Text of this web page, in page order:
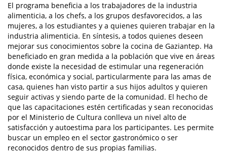
El programa beneficia a los trabajadores de la industria
alimenticia, a los chefs, a los grupos desfavorecidos, a las
mujeres, a los estudiantes y a quienes quieren trabajar en la
industria alimenticia. En síntesis, a todos quienes deseen
mejorar sus conocimientos sobre la cocina de Gaziantep. Ha
beneficiado en gran medida a la población que vive en áreas
donde existe la necesidad de estimular una regeneración
física, económica y social, particularmente para las amas de
casa, quienes han visto partir a sus hijos adultos y quieren
seguir activas y siendo parte de la comunidad. El hecho de
que las capacitaciones estén certificadas y sean reconocidas
por el Ministerio de Cultura conlleva un nivel alto de
satisfacción y autoestima para los participantes. Les permite
buscar un empleo en el sector gastronómico o ser
reconocidos dentro de sus propias familias.